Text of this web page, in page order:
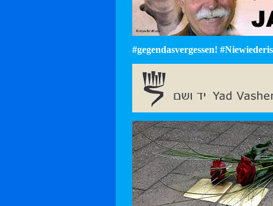
#gegendasvergessen!